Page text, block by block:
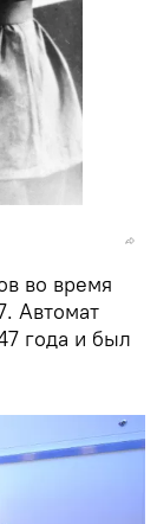
во время
Автомат
года и был